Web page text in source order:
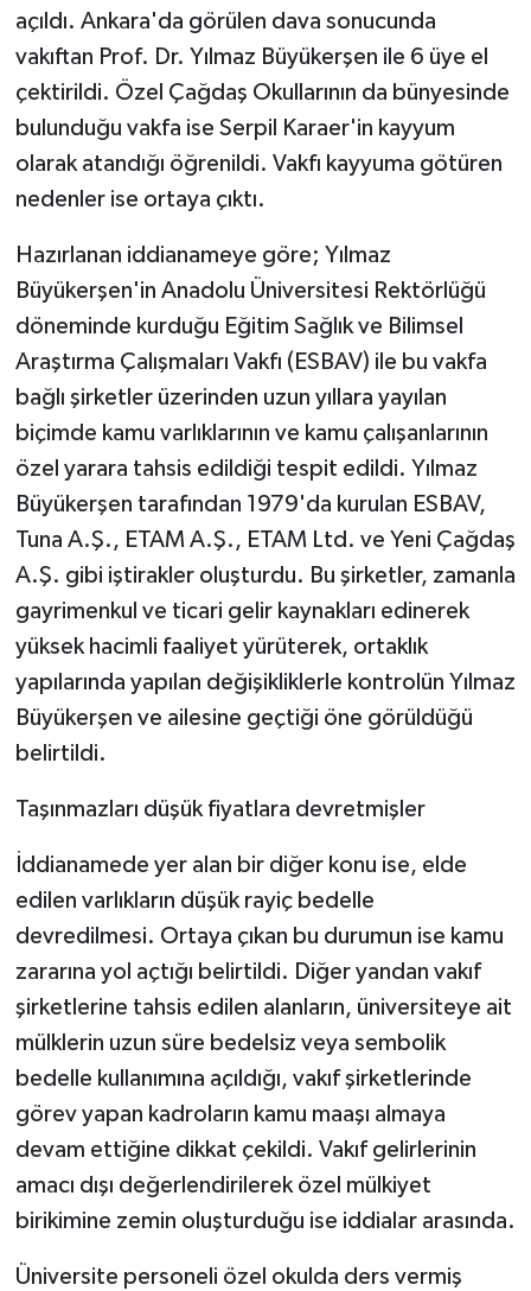
açıldı. Ankara'da görülen dava sonucunda
vakıftan Prof. Dr. Yılmaz Büyükerşen ile 6 üye el
çektirildi. Özel Çağdaş Okullarının da bünyesinde
bulunduğu vakfa ise Serpil Karaer'in kayyum
olarak atandığı öğrenildi. Vakfı kayyuma götüren
nedenler ise ortaya çıktı.
Hazırlanan iddianameye göre; Yılmaz
Büyükerşen'in Anadolu Üniversitesi Rektörlüğü
döneminde kurduğu Eğitim Sağlık ve Bilimsel
Araştırma Çalışmaları Vakfı (ESBAV) ile bu vakfa
bağlı şirketler üzerinden uzun yıllara yayılan
biçimde kamu varlıklarının ve kamu çalışanlarının
özel yarara tahsis edildiği tespit edildi. Yılmaz
Büyükerşen tarafından 1979'da kurulan ESBAV,
Tuna A.Ş., ETAM A.Ş., ETAM Ltd. ve Yeni Çağdaş
A.Ş. gibi iştirakler oluşturdu. Bu şirketler, zamanla
gayrimenkul ve ticari gelir kaynakları edinerek
yüksek hacimli faaliyet yürüterek, ortaklık
yapılarında yapılan değişikliklerle kontrolün Yılmaz
Büyükerşen ve ailesine geçtiği öne görüldüğü
belirtildi.
Taşınmazları düşük fiyatlara devretmişler
İddianamede yer alan bir diğer konu ise, elde
edilen varlıkların düşük rayiç bedelle
devredilmesi. Ortaya çıkan bu durumun ise kamu
zararına yol açtığı belirtildi. Diğer yandan vakıf
şirketlerine tahsis edilen alanların, üniversiteye ait
mülklerin uzun süre bedelsiz veya sembolik
bedelle kullanımına açıldığı, vakıf şirketlerinde
görev yapan kadroların kamu maaşı almaya
devam ettiğine dikkat çekildi. Vakıf gelirlerinin
amacı dışı değerlendirilerek özel mülkiyet
birikimine zemin oluşturduğu ise iddialar arasında.
Üniversite personeli özel okulda ders vermiş